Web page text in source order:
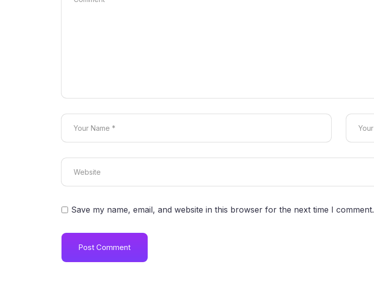
Save my name, email, and website in this browser for the next time I comment.
Post Comment